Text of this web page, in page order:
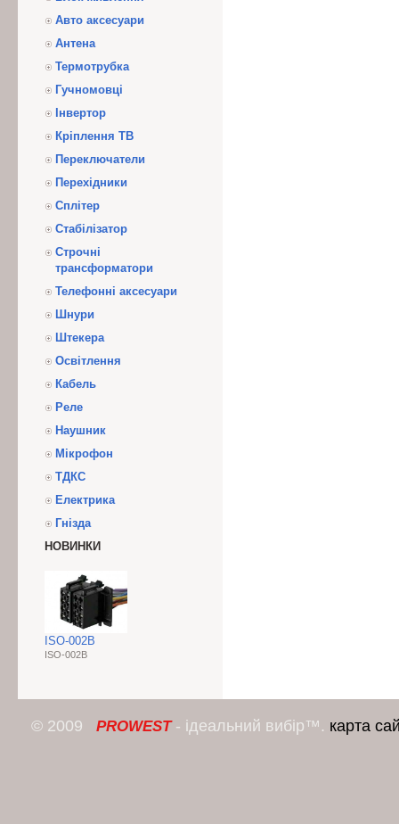
Авто аксесуари
Антена
Термотрубка
Гучномовці
Інвертор
Кріплення ТВ
Переключатели
Перехідники
Сплітер
Стабілізатор
Строчні
трансформатори
Телефонні аксесуари
Шнури
Штекера
Освітлення
Кабель
Реле
Наушник
Мікрофон
ТДКС
Електрика
Гнізда
НОВИНКИ
ISO-002B
ISO-002B
© 2009 PROWEST- ідеальний вибір™. карта